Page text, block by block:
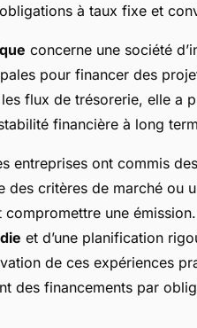
à taux fixe et
concerne une société
pour financer des
flux de trésorerie, elle a
financière à long
entreprises ont commis
des critères de marché ou
une
et d’une planification
de ces expériences
des financements par